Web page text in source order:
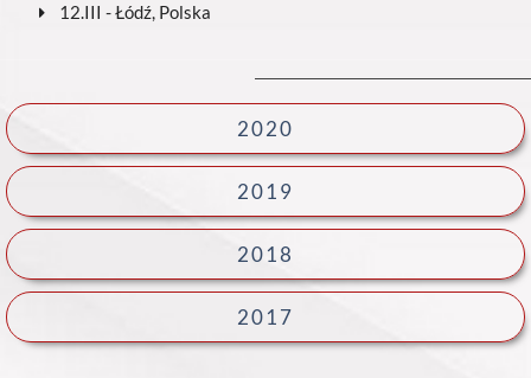
12.III - Łódź, Polska
2020
2019
2018
2017